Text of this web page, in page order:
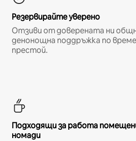
Резервирайте уверено
Отзиви от доверената ни
денонощна поддръжка по
престой.
Подходящи за работа
номади